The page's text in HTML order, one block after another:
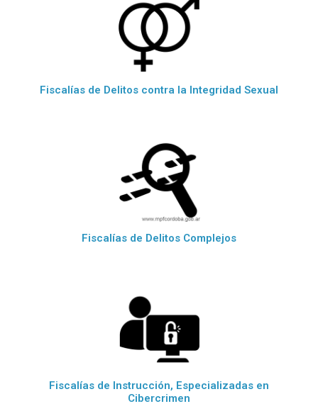
Fiscalías de Delitos contra la Integridad Sexual
Fiscalías de Delitos Complejos
Fiscalías de Instrucción, Especializadas en
Cibercrimen